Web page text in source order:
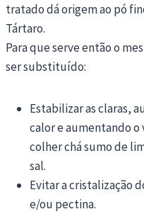
tratado dá origem ao pó
Tártaro.
Para que serve então o
ser substituído:
Estabilizar as claras,
calor e aumentando
colher chá sumo de
sal.
Evitar a cristalização
e/ou pectina.